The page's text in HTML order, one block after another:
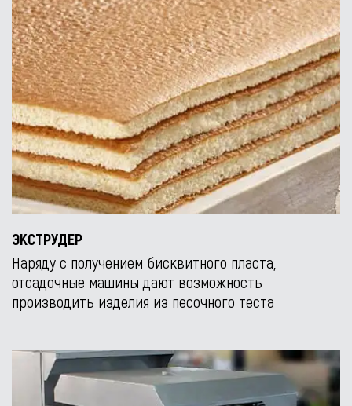
ЭКСТРУДЕР
Наряду с получением бисквитного пласта,
отсадочные машины дают возможность
производить изделия из песочного теста